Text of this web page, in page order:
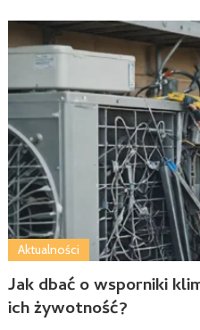
Jak dbać o wsporniki
ich żywotność?
Aktualności